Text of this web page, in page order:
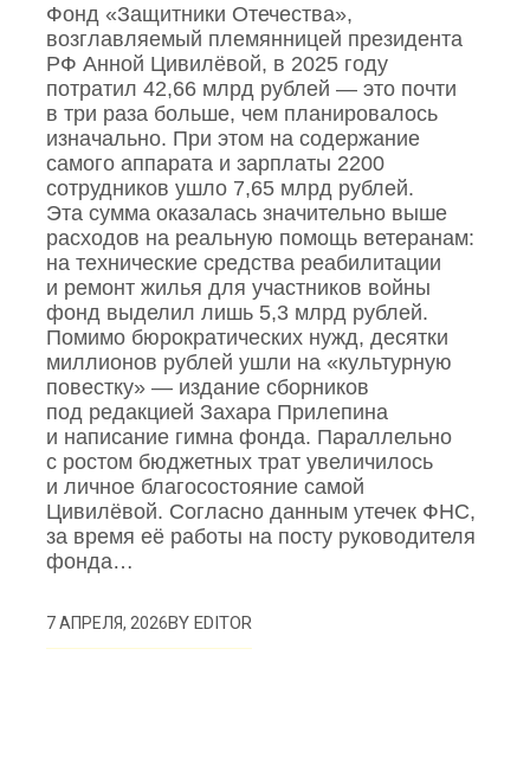
Фонд «Защитники Отечества»,
возглавляемый племянницей президента
РФ Анной Цивилёвой, в 2025 году
потратил 42,66 млрд рублей — это почти
в три раза больше, чем планировалось
изначально. При этом на содержание
самого аппарата и зарплаты 2200
сотрудников ушло 7,65 млрд рублей.
Эта сумма оказалась значительно выше
расходов на реальную помощь ветеранам:
на технические средства реабилитации
и ремонт жилья для участников войны
фонд выделил лишь 5,3 млрд рублей.
Помимо бюрократических нужд, десятки
миллионов рублей ушли на «культурную
повестку» — издание сборников
под редакцией Захара Прилепина
и написание гимна фонда. Параллельно
с ростом бюджетных трат увеличилось
и личное благосостояние самой
Цивилёвой. Согласно данным утечек ФНС,
за время её работы на посту руководителя
фонда…
7 АПРЕЛЯ, 2026BYEDITOR